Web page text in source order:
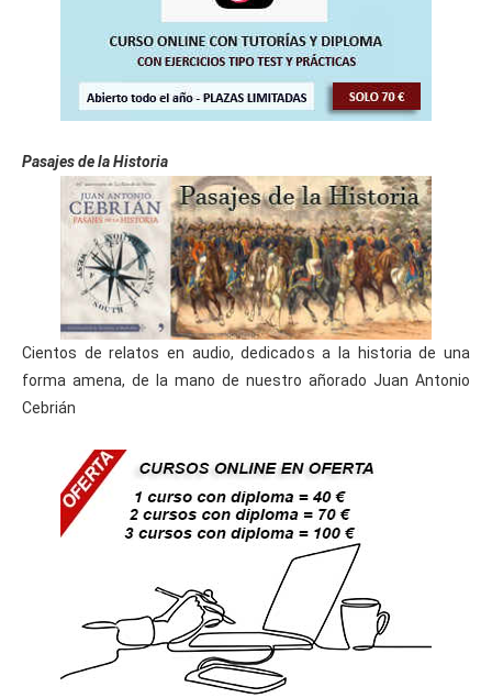
Pasajes de la Historia
Cientos de relatos en audio, dedicados a la historia de una
forma amena, de la mano de nuestro añorado Juan Antonio
Cebrián